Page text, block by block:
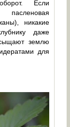
Если
пасленовая
никакие
даже
землю
для